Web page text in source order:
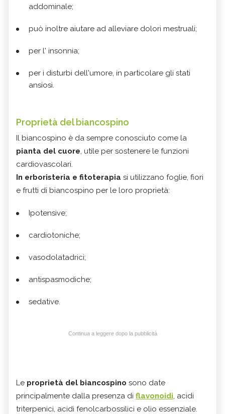
addominale;
può inoltre aiutare ad alleviare dolori mestruali;
per l' insonnia;
per i disturbi dell'umore, in particolare gli stati
ansiosi.
Proprietà del biancospino
Il biancospino è da sempre conosciuto come la
pianta del cuore, utile per sostenere le funzioni
cardiovascolari.
In erboristeria e fitoterapia si utilizzano foglie, fiori
e frutti di biancospino per le loro proprietà:
Ipotensive;
cardiotoniche;
vasodolatadrici;
antispasmodiche;
sedative.
Continua a leggere dopo la pubblicità
Le proprietà del biancospino sono date
principalmente dalla presenza di flavonoidi, acidi
triterpenici, acidi fenolcarbossilici e olio essenziale.